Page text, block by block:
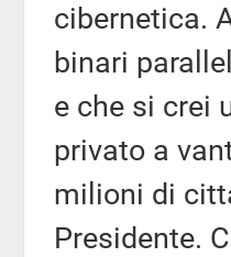
cibernetica.
binari
e che si crei
privato a
milioni di
Presidente.